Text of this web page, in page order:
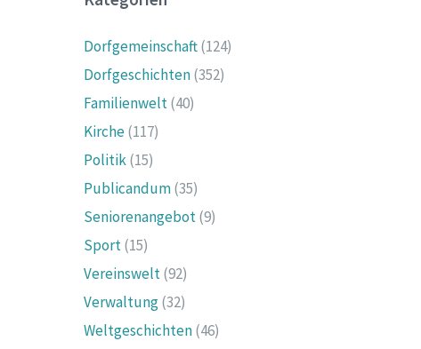
Dorfgemeinschaft(124)
Dorfgeschichten(352)
Familienwelt(40)
Kirche(117)
Politik(15)
Publicandum(35)
Seniorenangebot(9)
Sport(15)
Vereinswelt(92)
Verwaltung(32)
Weltgeschichten(46)